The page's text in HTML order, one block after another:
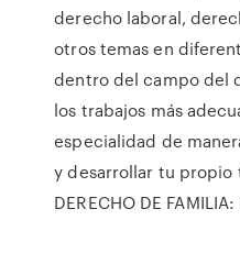
derecho laboral,
otros temas en
dentro del campo del
los trabajos más
especialidad de
y desarrollar tu propio
DERECHO DE